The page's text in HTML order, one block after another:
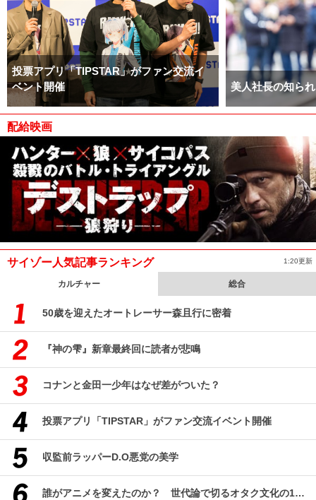
投票アプリ「TIPSTAR」がファン交流イ
ベント開催
美人社長の知ら
配給映画
サイゾー人気記事ランキング 1:20更新
カルチャー 総合
50歳を迎えたオートレーサー森且行に密着
『神の雫』新章最終回に読者が悲鳴
コナンと金田一少年はなぜ差がついた？
投票アプリ「TIPSTAR」がファン交流イベント開催
収監前ラッパーD.O悪党の美学
誰がアニメを変えたのか？ 世代論で切るオタク文化の10年、そして50年